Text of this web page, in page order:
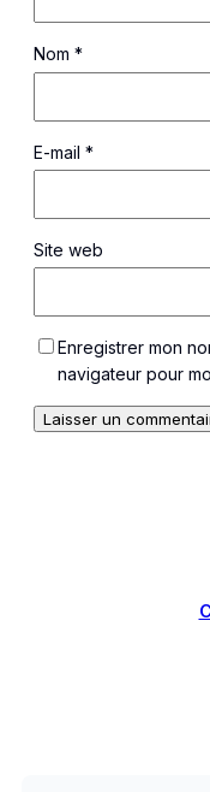
Nom *
E-mail *
Site web
Enregistrer mon
navigateur pour